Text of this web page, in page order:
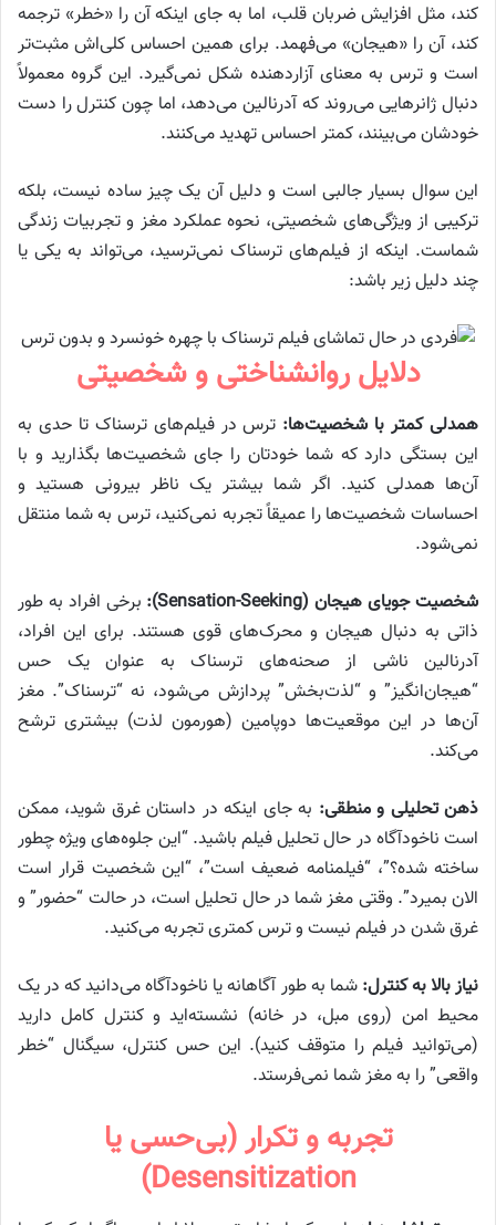
کند، مثل افزایش ضربان قلب، اما به جای اینکه آن را «خطر» ترجمه
کند، آن را «هیجان» می‌فهمد. برای همین احساس کلی‌اش مثبت‌تر
است و ترس به معنای آزاردهنده شکل نمی‌گیرد. این گروه معمولاً
دنبال ژانرهایی می‌روند که آدرنالین می‌دهد، اما چون کنترل را دست
خودشان می‌بینند، کمتر احساس تهدید می‌کنند.
این سوال بسیار جالبی است و دلیل آن یک چیز ساده نیست، بلکه
ترکیبی از ویژگی‌های شخصیتی، نحوه عملکرد مغز و تجربیات زندگی
شماست. اینکه از فیلم‌های ترسناک نمی‌ترسید، می‌تواند به یکی یا
چند دلیل زیر باشد:
دلایل روانشناختی و شخصیتی
همدلی کمتر با شخصیت‌ها: ترس در فیلم‌های ترسناک تا حدی به
این بستگی دارد که شما خودتان را جای شخصیت‌ها بگذارید و با
آن‌ها همدلی کنید. اگر شما بیشتر یک ناظر بیرونی هستید و
احساسات شخصیت‌ها را عمیقاً تجربه نمی‌کنید، ترس به شما منتقل
نمی‌شود.
شخصیت جویای هیجان (Sensation-Seeking):
برخی افراد به طور
ذاتی به دنبال هیجان و محرک‌های قوی هستند. برای این افراد،
آدرنالین ناشی از صحنه‌های ترسناک به عنوان یک حس
“هیجان‌انگیز” و “لذت‌بخش” پردازش می‌شود، نه “ترسناک”. مغز
آن‌ها در این موقعیت‌ها دوپامین (هورمون لذت) بیشتری ترشح
می‌کند.
ذهن تحلیلی و منطقی: به جای اینکه در داستان غرق شوید، ممکن
است ناخودآگاه در حال تحلیل فیلم باشید. “این جلوه‌های ویژه چطور
ساخته شده؟”، “فیلمنامه ضعیف است”، “این شخصیت قرار است
الان بمیرد”. وقتی مغز شما در حال تحلیل است، در حالت “حضور” و
غرق شدن در فیلم نیست و ترس کمتری تجربه می‌کنید.
نیاز بالا به کنترل: شما به طور آگاهانه یا ناخودآگاه می‌دانید که در یک
محیط امن (روی مبل، در خانه) نشسته‌اید و کنترل کامل دارید
(می‌توانید فیلم را متوقف کنید). این حس کنترل، سیگنال “خطر
واقعی” را به مغز شما نمی‌فرستد.
تجربه و تکرار (بی‌حسی یا
Desensitization)